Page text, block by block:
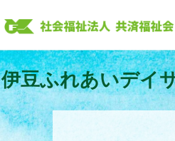
to
content
伊豆ふれあいデイ